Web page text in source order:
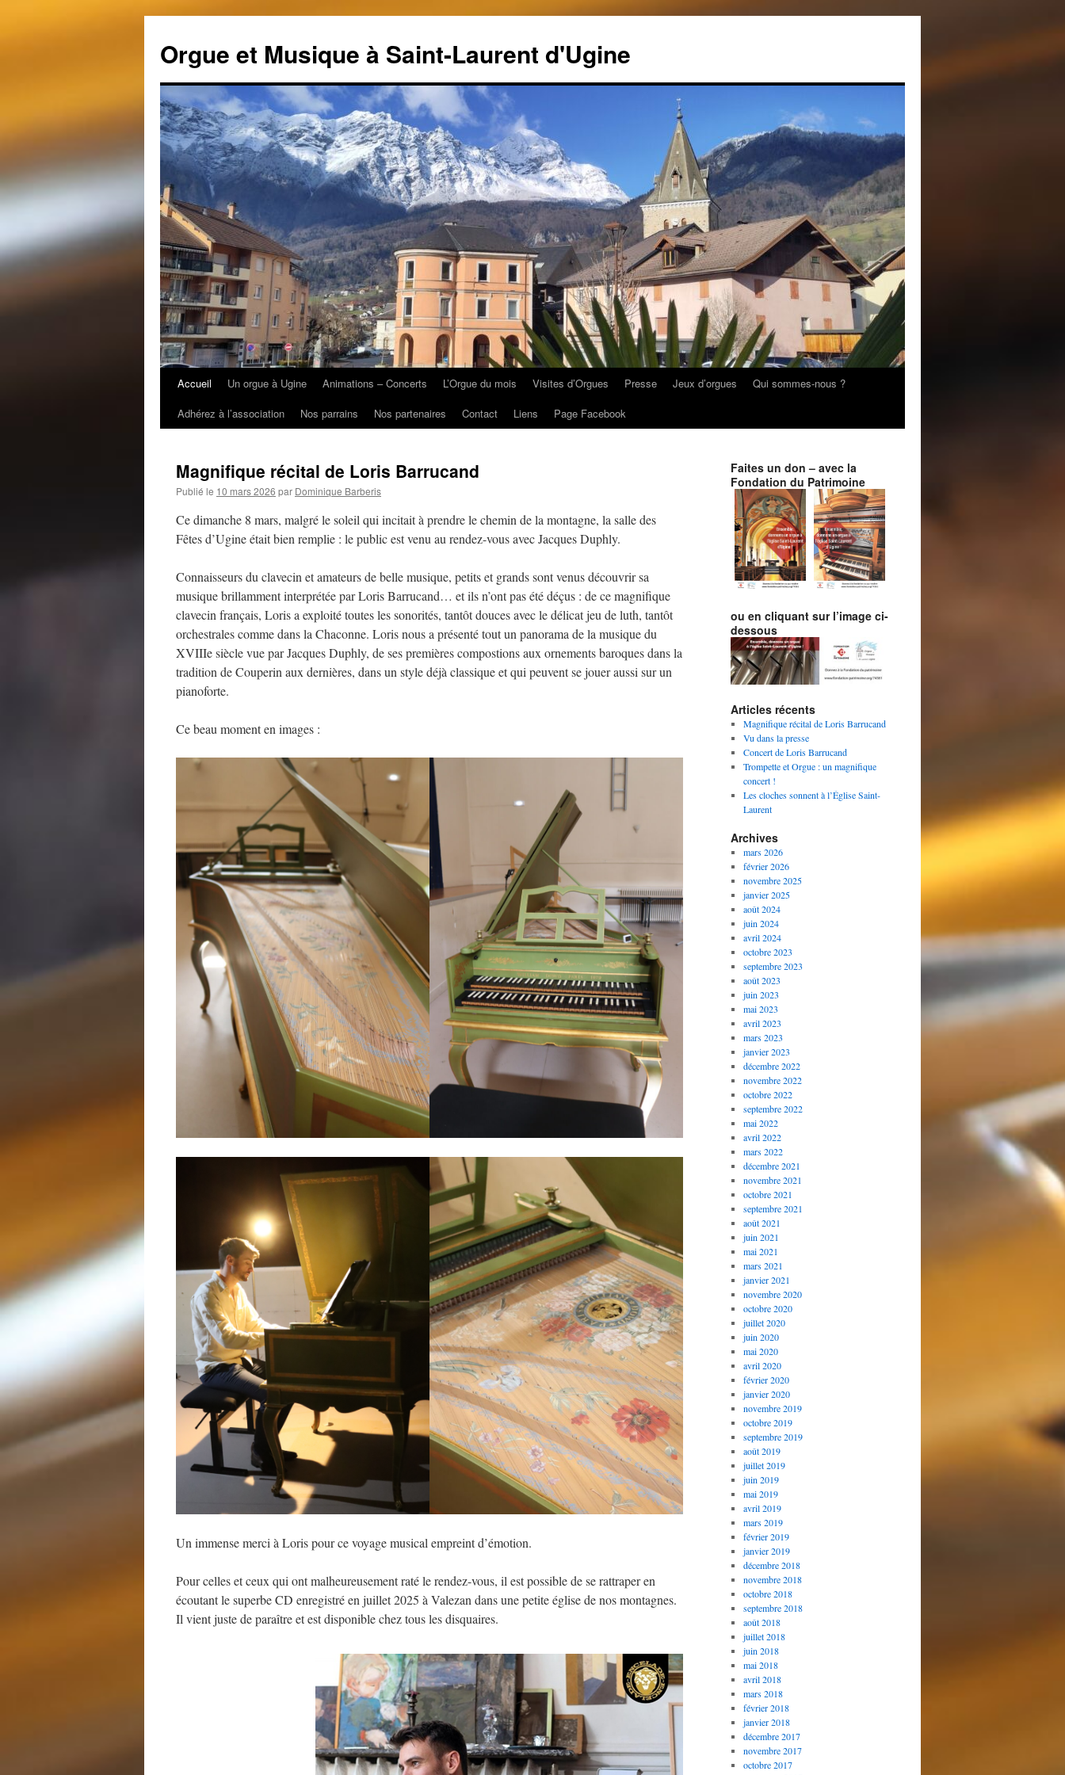
contenu
Orgue et Musique à Saint-Laurent d'Ugine
Accueil Un orgue à Ugine Animations – Concerts L’Orgue du mois Visites d’Orgues Presse Jeux d’orgues
Qui sommes-nous ?
Adhérez à l’association
Nos parrains Nos partenaires Contact Liens Page Facebook
Magnifique récital de Loris Barrucand
Publié le 10 mars 2026 par Dominique Barberis
Ce dimanche 8 mars, malgré le soleil qui incitait à prendre le chemin de la montagne, la salle des
Fêtes d’Ugine était bien remplie : le public est venu au rendez-vous avec Jacques Duphly.
Connaisseurs du clavecin et amateurs de belle musique, petits et grands sont venus découvrir sa
musique brillamment interprétée par Loris Barrucand… et ils n’ont pas été déçus : de ce magnifique
clavecin français, Loris a exploité toutes les sonorités, tantôt douces avec le délicat jeu de luth, tantôt
orchestrales comme dans la Chaconne. Loris nous a présenté tout un panorama de la musique du
XVIIIe siècle vue par Jacques Duphly, de ses premières compostions aux ornements baroques dans la
tradition de Couperin aux dernières, dans un style déjà classique et qui peuvent se jouer aussi sur un
pianoforte.
Ce beau moment en images :
Un immense merci à Loris pour ce voyage musical empreint d’émotion.
Pour celles et ceux qui ont malheureusement raté le rendez-vous, il est possible de se rattraper en
écoutant le superbe CD enregistré en juillet 2025 à Valezan dans une petite église de nos montagnes.
Il vient juste de paraître et est disponible chez tous les disquaires.
Faites un don – avec la
Fondation du Patrimoine
ou en cliquant sur l’image ci-
dessous
Articles récents
Magnifique récital de Loris Barrucand
Vu dans la presse
Concert de Loris Barrucand
Trompette et Orgue : un magnifique
concert !
Les cloches sonnent à l’Église Saint-
Laurent
Archives
mars 2026
février 2026
novembre 2025
janvier 2025
août 2024
juin 2024
avril 2024
octobre 2023
septembre 2023
août 2023
juin 2023
mai 2023
avril 2023
mars 2023
janvier 2023
décembre 2022
novembre 2022
octobre 2022
septembre 2022
mai 2022
avril 2022
mars 2022
décembre 2021
novembre 2021
octobre 2021
septembre 2021
août 2021
juin 2021
mai 2021
mars 2021
janvier 2021
novembre 2020
octobre 2020
juillet 2020
juin 2020
mai 2020
avril 2020
février 2020
janvier 2020
novembre 2019
octobre 2019
septembre 2019
août 2019
juillet 2019
juin 2019
mai 2019
avril 2019
mars 2019
février 2019
janvier 2019
décembre 2018
novembre 2018
octobre 2018
septembre 2018
août 2018
juillet 2018
juin 2018
mai 2018
avril 2018
mars 2018
février 2018
janvier 2018
décembre 2017
novembre 2017
octobre 2017